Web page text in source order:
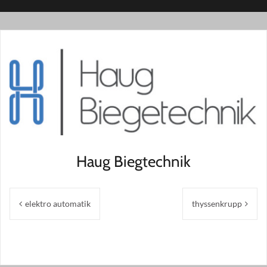
Haug Biegtechnik
Beitragsnavigation
elektro automatik thyssenkrupp